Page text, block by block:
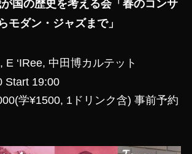
国の歴史を考える会「春のコンサ
モダン・ジャズまで」
E ‘IRee, 中田博カルテット
Start 19:00
学¥1500, 1ドリンク含) 事前予約